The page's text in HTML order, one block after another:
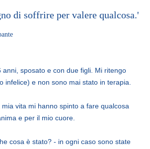
di soffrire per valere qualcosa.'
anni, sposato e con due figli. Mi ritengo
infelice) e non sono mai stato in terapia.
vita mi hanno spinto a fare qualcosa
e per il mio cuore.
cosa è stato? - in ogni caso sono state